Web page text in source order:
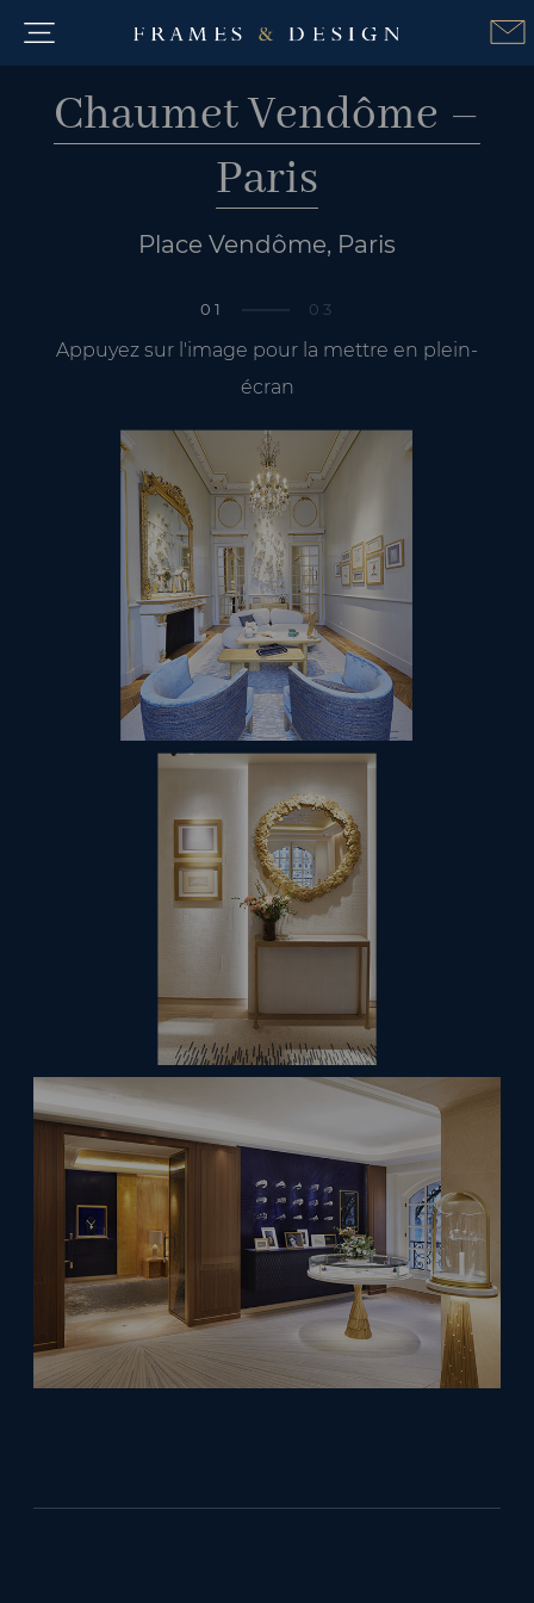
Chaumet Vendôme –
Paris
Place Vendôme, Paris
01 03
Appuyez sur l'image pour la mettre en plein-
écran